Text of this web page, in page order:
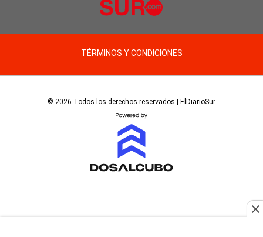
TÉRMINOS Y CONDICIONES
© 2026 Todos los derechos reservados | ElDiarioSur